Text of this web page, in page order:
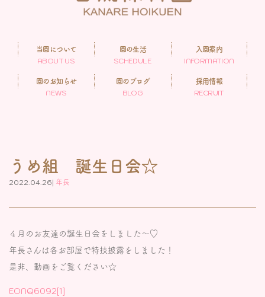
当園について
ABOUT US
園の生活
SCHEDULE
入園案内
INFORMATION
園のお知らせ
NEWS
園のブログ
BLOG
採用情報
RECRUIT
うめ組 誕生日会☆
2022.04.26| 年長
４月のお友達の誕生日会をしました～♡
年長さんは各お部屋で特技披露をしました！
是非、動画をご覧ください☆
EONQ6092[1]